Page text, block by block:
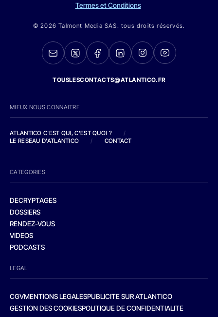
Termes et Conditions
© 2026 Talmont Media SAS. tous droits réservés.
TOUSLESCONTACTS@ATLANTICO.FR
MIEUX NOUS CONNAITRE
ATLANTICO C'EST QUI, C'EST QUOI ?
/
LE RESEAU D'ATLANTICO
/ CONTACT
CATEGORIES
DECRYPTAGES
DOSSIERS
RENDEZ-VOUS
VIDEOS
PODCASTS
LEGAL
CGVMENTIONS LEGALESPUBLICITE SUR ATLANTICO
GESTION DES COOKIESPOLITIQUE DE CONFIDENTIALITE